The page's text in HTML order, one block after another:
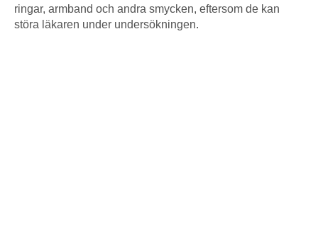
ringar, armband och andra smycken, eftersom de kan
störa läkaren under undersökningen.